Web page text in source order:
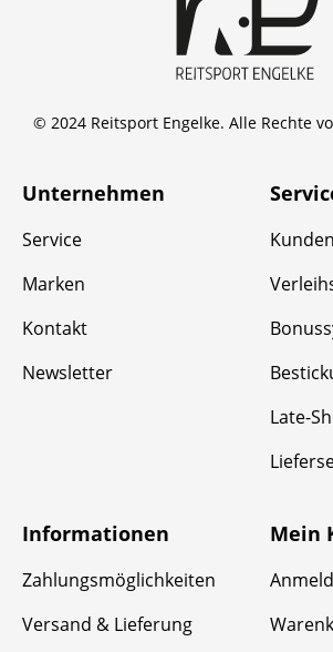
© 2024 Reitsport Engelke. Alle Rechte
Unternehmen
Service
Marken
Kontakt
Newsletter
Late-
Informationen
Zahlungsmöglichkeiten
Versand & Lieferung
Mein